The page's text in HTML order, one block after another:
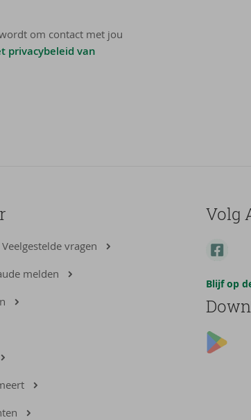
om contact met jou
privacybeleid van
vragen
melden
Volg
Blijf op